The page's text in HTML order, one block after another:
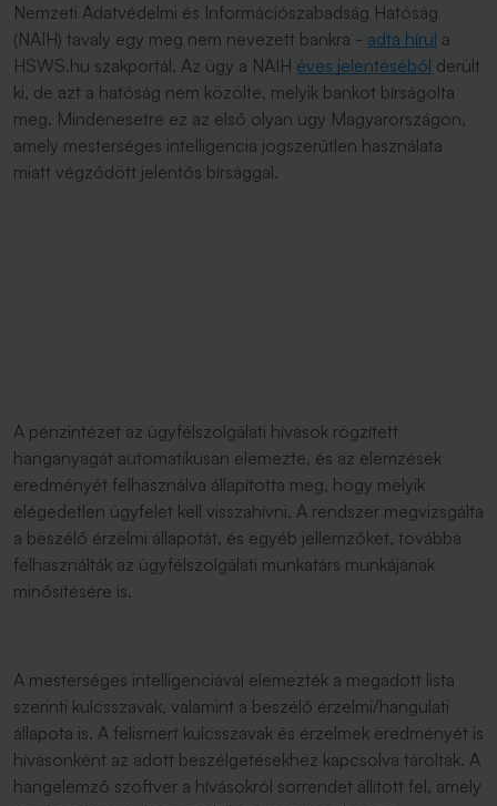
Nemzeti Adatvédelmi és Információszabadság Hatóság
(NAIH) tavaly egy meg nem nevezett bankra - adta hírül a
HSWS.hu szakportál. Az ügy a NAIH éves jelentéséből derült
ki, de azt a hatóság nem közölte, melyik bankot bírságolta
meg. Mindenesetre ez az első olyan ügy Magyarországon,
amely mesterséges intelligencia jogszerűtlen használata
miatt végződött jelentős bírsággal.
A pénzintézet az ügyfélszolgálati hívások rögzített
hanganyagát automatikusan elemezte, és az elemzések
eredményét felhasználva állapította meg, hogy melyik
elégedetlen ügyfelet kell visszahívni. A rendszer megvizsgálta
a beszélő érzelmi állapotát, és egyéb jellemzőket, továbbá
felhasználták az ügyfélszolgálati munkatárs munkájának
minősítésére is.
A mesterséges intelligenciával elemezték a megadott lista
szerinti kulcsszavak, valamint a beszélő érzelmi/hangulati
állapota is. A felismert kulcsszavak és érzelmek eredményét is
hívásonként az adott beszélgetésekhez kapcsolva tárolták. A
hangelemző szoftver a hívásokról sorrendet állított fel, amely